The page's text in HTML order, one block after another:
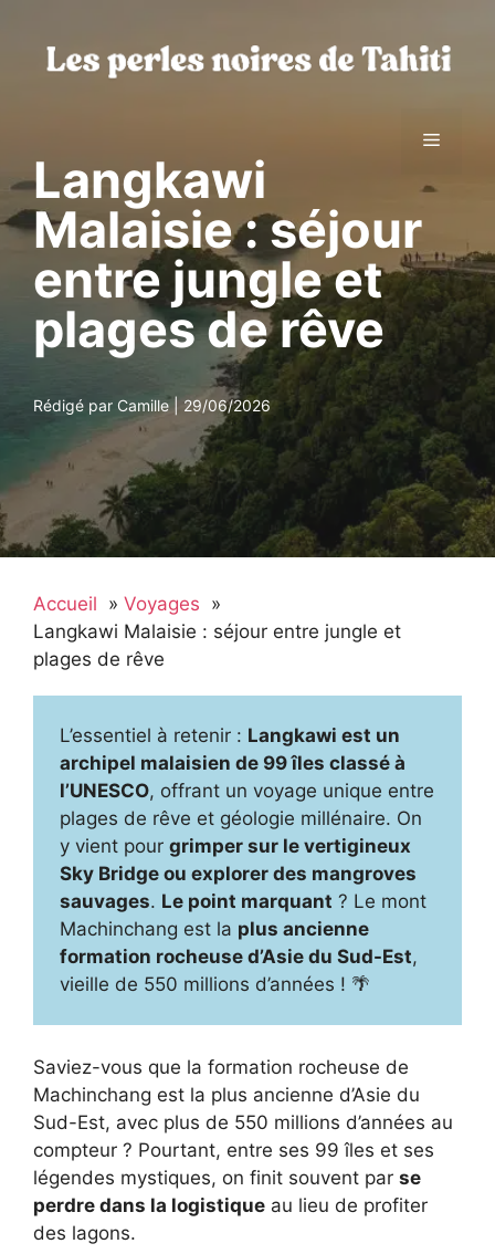
contenu
Menu
Langkawi
Malaisie : séjour
entre jungle et
plages de rêve
Rédigé par Camille | 29/06/2026
Accueil
Voyages
Langkawi Malaisie : séjour entre jungle et
plages de rêve
L’essentiel à retenir : Langkawi est un
archipel malaisien de 99 îles classé à
l’UNESCO, offrant un voyage unique entre
plages de rêve et géologie millénaire. On
y vient pour grimper sur le vertigineux
Sky Bridge ou explorer des mangroves
sauvages. Le point marquant ? Le mont
Machinchang est la plus ancienne
formation rocheuse d’Asie du Sud-Est,
vieille de 550 millions d’années ! 🌴
Saviez-vous que la formation rocheuse de
Machinchang est la plus ancienne d’Asie du
Sud-Est, avec plus de 550 millions d’années au
compteur ? Pourtant, entre ses 99 îles et ses
légendes mystiques, on finit souvent par se
perdre dans la logistique au lieu de profiter
des lagons.